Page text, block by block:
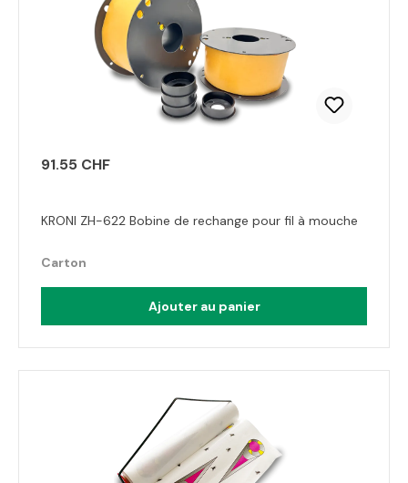
91.55 CHF
KRONI ZH-622 Bobine de rechange pour fil à mouche
Carton
Ajouter au panier